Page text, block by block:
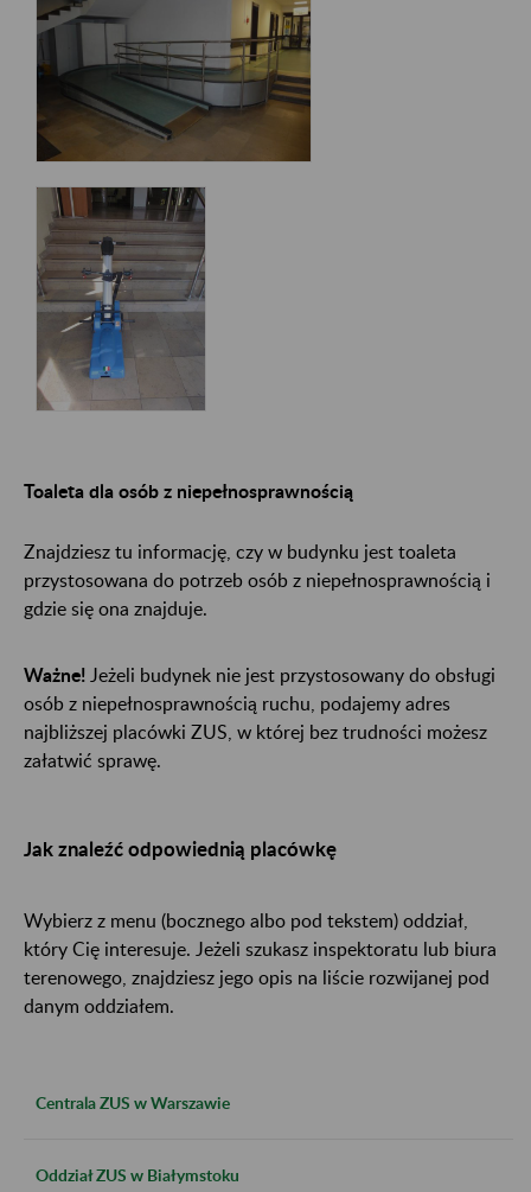
Toaleta dla osób z niepełnosprawnością
Znajdziesz tu informację, czy w budynku jest toaleta
przystosowana do potrzeb osób z niepełnosprawnością i
gdzie się ona znajduje.
Ważne! Jeżeli budynek nie jest przystosowany do obsługi
osób z niepełnosprawnością ruchu, podajemy adres
najbliższej placówki ZUS, w której bez trudności możesz
załatwić sprawę.
Jak znaleźć odpowiednią placówkę
Wybierz z menu (bocznego albo pod tekstem) oddział,
który Cię interesuje. Jeżeli szukasz inspektoratu lub biura
terenowego, znajdziesz jego opis na liście rozwijanej pod
danym oddziałem.
Centrala ZUS w Warszawie
Oddział ZUS w Białymstoku